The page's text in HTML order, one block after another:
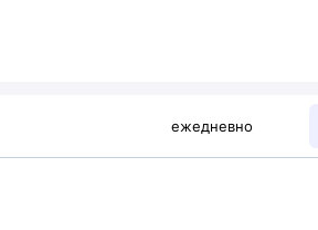
ежедневно